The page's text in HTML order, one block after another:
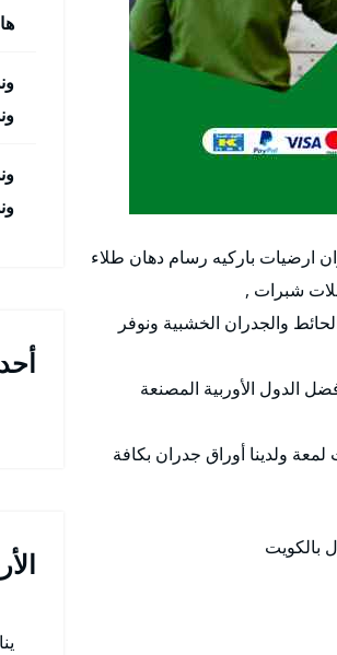
ارضيات باركيه رسام دهان طلاء
شبرات ,
والجدران الخشبية ونوفر
الدول الأوربية المصنعة
ولدينا أوراق جدران بكافة
بالكويت